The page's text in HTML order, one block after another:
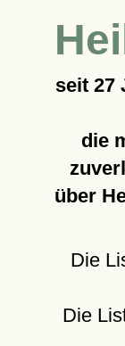
seit 27
die
über
Die
Die